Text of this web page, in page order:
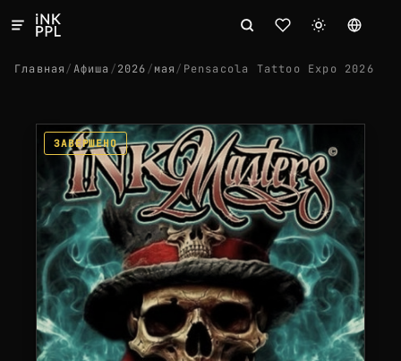
Главная/Афиша /2026/мая/ Pensacola Tattoo Expo 2026
ЗАВЕРШЕНО